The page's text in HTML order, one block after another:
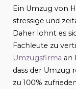
Ein Umzug von
stressige und
Daher lohnt es
Fachleute zu
Umzugsfirma an
dass der Umzug
zu 100%